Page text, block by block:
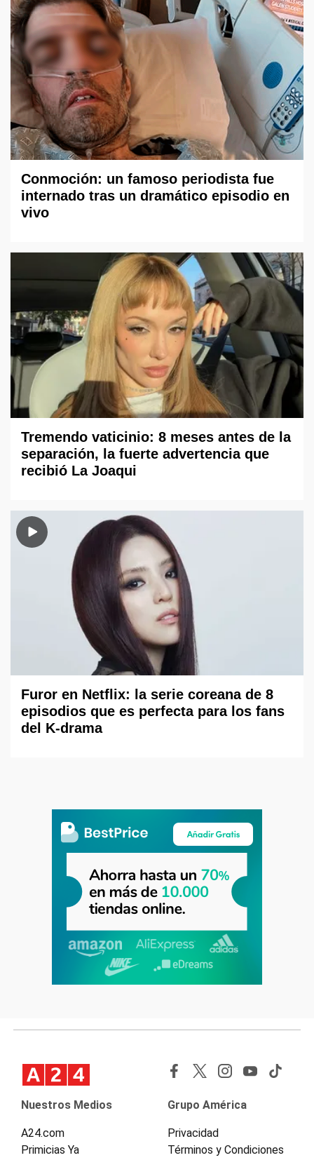
Conmoción: un famoso periodista fue
internado tras un dramático episodio en
vivo
Tremendo vaticinio: 8 meses antes de la
separación, la fuerte advertencia que
recibió La Joaqui
Furor en Netflix: la serie coreana de 8
episodios que es perfecta para los fans
del K-drama
Nuestros Medios
A24.com
Primicias Ya
Grupo América
Privacidad
Términos y Condiciones